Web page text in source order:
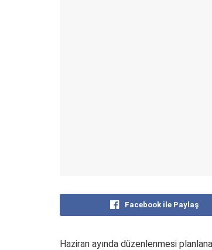
Facebook ile Paylaş
Haziran ayında düzenlenmesi